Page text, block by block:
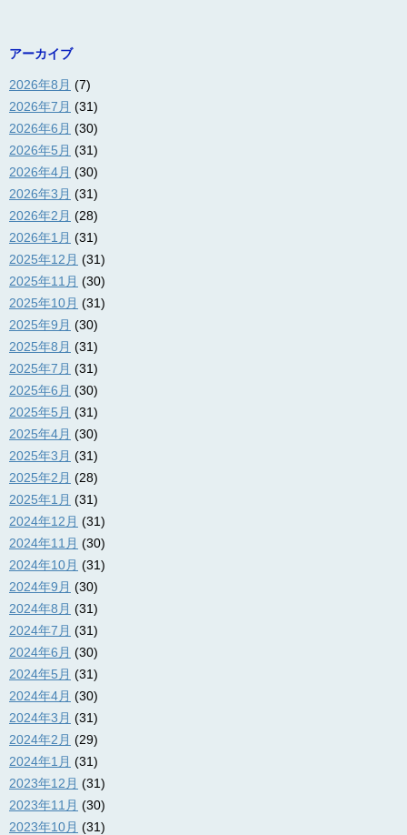
アーカイブ
2026年8月 (7)
2026年7月 (31)
2026年6月 (30)
2026年5月 (31)
2026年4月 (30)
2026年3月 (31)
2026年2月 (28)
2026年1月 (31)
2025年12月 (31)
2025年11月 (30)
2025年10月 (31)
2025年9月 (30)
2025年8月 (31)
2025年7月 (31)
2025年6月 (30)
2025年5月 (31)
2025年4月 (30)
2025年3月 (31)
2025年2月 (28)
2025年1月 (31)
2024年12月 (31)
2024年11月 (30)
2024年10月 (31)
2024年9月 (30)
2024年8月 (31)
2024年7月 (31)
2024年6月 (30)
2024年5月 (31)
2024年4月 (30)
2024年3月 (31)
2024年2月 (29)
2024年1月 (31)
2023年12月 (31)
2023年11月 (30)
2023年10月 (31)